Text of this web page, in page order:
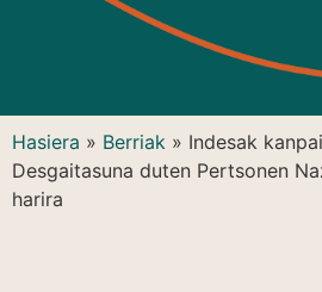
Hasiera » Berriak » Indesak
Desgaitasuna duten Pertsonen
harira